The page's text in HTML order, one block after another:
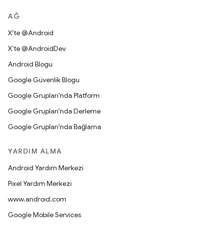
AĞ
X'te @Android
X'te @AndroidDev
Android Blogu
Google Güvenlik Blogu
Google Grupları'nda Platform
Google Grupları'nda Derleme
Google Grupları'nda Bağlama
YARDIM ALMA
Android Yardım Merkezi
Pixel Yardım Merkezi
www.android.com
Google Mobile Services